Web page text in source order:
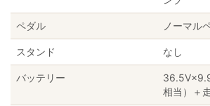
ペダル ノーマル
スタンド なし
バッテリー
相当）＋